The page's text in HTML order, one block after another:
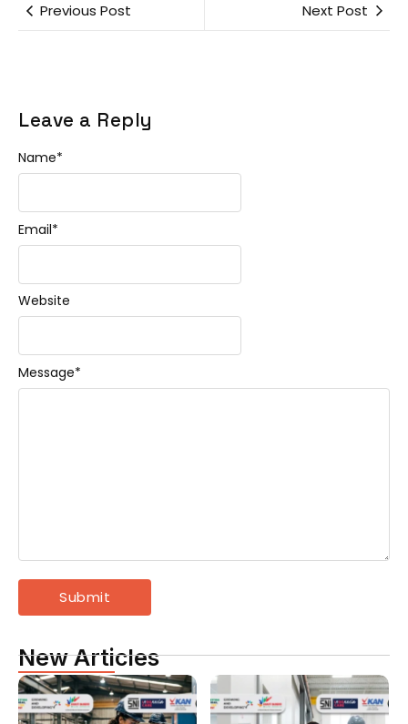
Previous Post Next Post
Leave a Reply
Message*
Name*
Email*
Website
New Articles